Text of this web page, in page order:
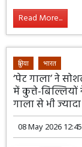
Read More...
दुनिया भारत
‘पेट गाला’ ने
में कुत्ते-
गाला से भी
08 May 2026